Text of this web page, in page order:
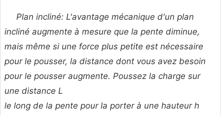
Plan incliné: L'avantage mécanique d'un plan
incliné augmente à mesure que la pente diminue,
mais même si une force plus petite est nécessaire
pour le pousser, la distance dont vous avez besoin
pour le pousser augmente. Poussez la charge sur
une distance L
le long de la pente pour la porter à une hauteur h